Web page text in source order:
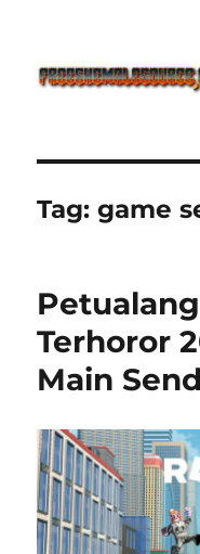
Defense
Ketagihan!
Tag:game
Terhoror
Main